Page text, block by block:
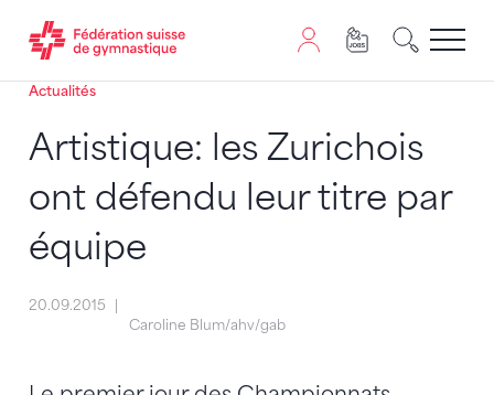
Passer au contenu
Naviguer vers le plan du siten
JavaScript est nécessaire pour naviguer sur ce site.
Actualités
Artistique: les Zurichois
ont défendu leur titre par
équipe
20.09.2015
Caroline Blum/ahv/gab